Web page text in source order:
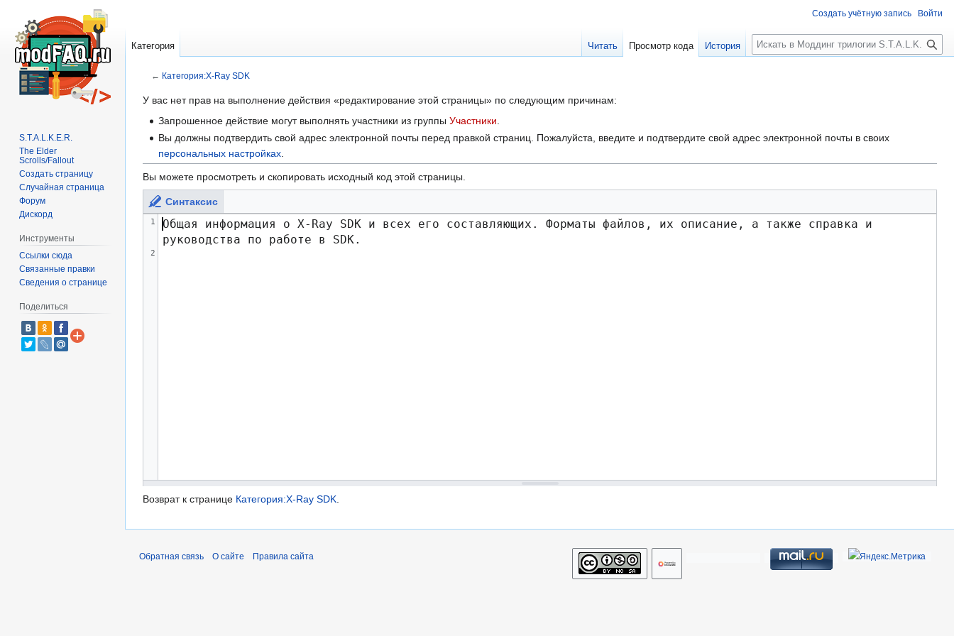
← Категория:X-Ray SDK
навигации
поиску
У вас нет прав на выполнение действия «редактирование этой страницы» по следующим причинам:
Запрошенное действие могут выполнять участники из группыУчастники.
Вы должны подтвердить свой адрес электронной почты перед правкой страниц. Пожалуйста, введите и подтвердите свой адрес электронной почты в своих
персональных настройках
Вы можете просмотреть и скопировать исходный код этой страницы.
Синтаксис
1
2
Общая информация о X-Ray SDK и всех его составляющих. Форматы файлов, их описание, а также справка и
руководства по работе в SDK.
Возврат к странице Категория:X-Ray SDK
Создать учётную запись Войти
Категория Читать Просмотр кода История
П
о
S.T.A.L.K.E.R.
The Elder
Scrolls/Fallout
Создать страницу
Случайная страница
Форум
Дискорд
Инструменты
Ссылки сюда
Связанные правки
Сведения о странице
Поделиться
Обратная связь О сайте Правила сайта